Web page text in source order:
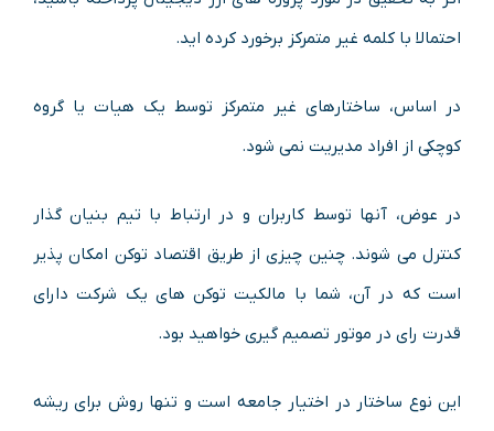
احتمالا با کلمه غیر متمرکز برخورد کرده اید.
در اساس، ساختارهای غیر متمرکز توسط یک هیات یا گروه
کوچکی از افراد مدیریت نمی شود.
در عوض، آنها توسط کاربران و در ارتباط با تیم بنیان گذار
کنترل می شوند. چنین چیزی از طریق اقتصاد توکن امکان پذیر
است که در آن، شما با مالکیت توکن های یک شرکت دارای
قدرت رای در موتور تصمیم گیری خواهید بود.
این نوع ساختار در اختیار جامعه است و تنها روش برای ریشه